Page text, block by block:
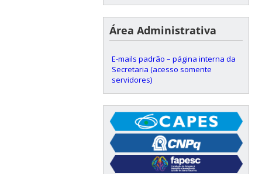
Área Administrativa
E-mails padrão – página interna da
Secretaria (acesso somente
servidores)